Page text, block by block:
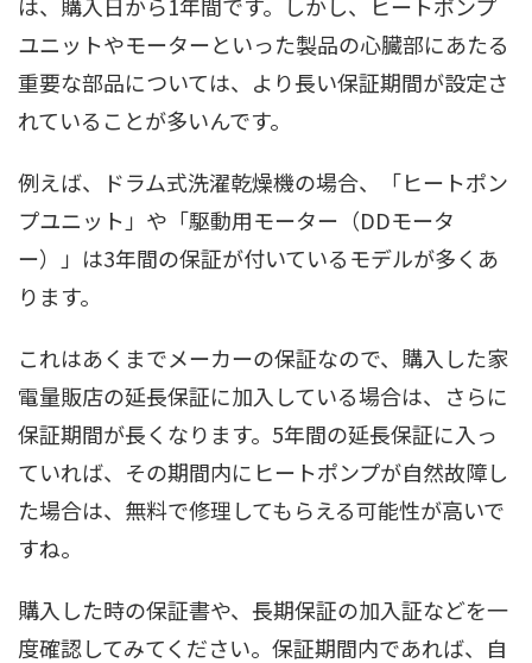
ユニットやモーターといった製品の心臓部にあたる
重要な部品については、より長い保証期間が設定さ
れていることが多いんです。
例えば、ドラム式洗濯乾燥機の場合、「ヒートポン
プユニット」や「駆動用モーター（DDモータ
ー）」は3年間の保証が付いているモデルが多くあ
ります。
これはあくまでメーカーの保証なので、購入した家
電量販店の延長保証に加入している場合は、さらに
保証期間が長くなります。5年間の延長保証に入っ
ていれば、その期間内にヒートポンプが自然故障し
た場合は、無料で修理してもらえる可能性が高いで
すね。
購入した時の保証書や、長期保証の加入証などを一
度確認してみてください。保証期間内であれば、自